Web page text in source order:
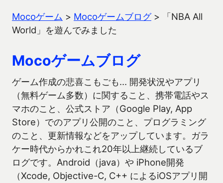
Mocoゲーム > Mocoゲームブログ>
「NBA All
World」を遊んでみました
Mocoゲームブログ
ゲーム作成の悲喜こもごも… 開発状況やアプリ
（無料ゲーム多数）に関すること、携帯電話やス
マホのこと、公式ストア（Google Play, App
Store）でのアプリ公開のこと、プログラミング
のこと、更新情報などをアップしています。ガラ
ケー時代からかれこれ20年以上継続しているブ
ログです。Android（java）や iPhone開発
（Xcode, Objective-C, C++ によるiOSアプリ開